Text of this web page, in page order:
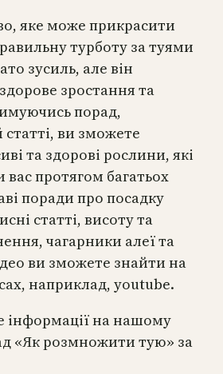
яке може прикрасити
турботу за туями
зусиль, але він
зростання та
порад,
ви зможете
та здорові рослини, які
вас протягом багатьох
поради про посадку
статті, висоту та
чагарники алеї та
ви зможете знайти на
наприклад, youtube.
інформації на нашому
«Як розмножити тую» за